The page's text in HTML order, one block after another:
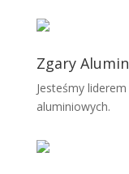
Zgary
Jesteśmy
aluminiowych.